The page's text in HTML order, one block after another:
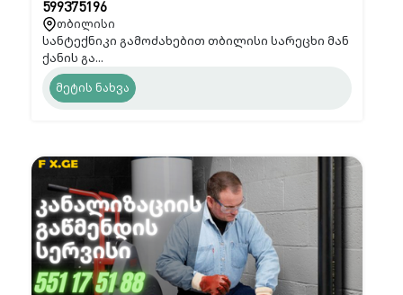
599375196
თბილისი
სანტექნიკი გამოძახებით თბილისი სარეცხი მან
ქანის გა...
მეტის ნახვა